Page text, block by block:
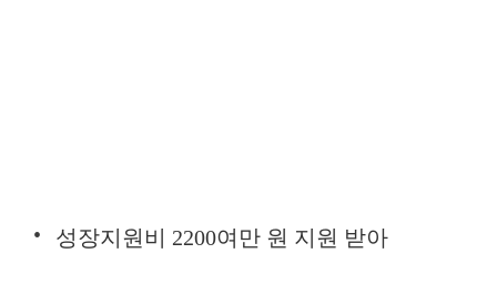
성장지원비 2200여만 원 지원 받아